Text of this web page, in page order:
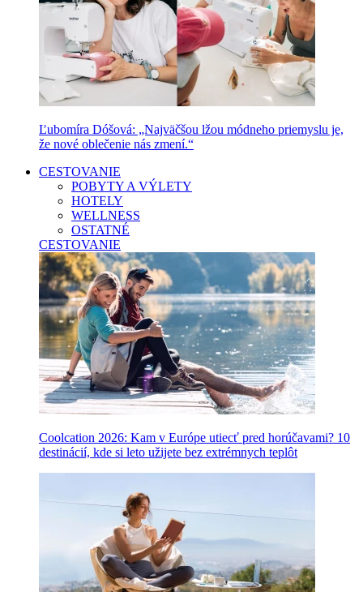
Ľubomíra Dóšová: „Najväčšou lžou módneho priemyslu je,
že nové oblečenie nás zmení.“
CESTOVANIE
POBYTY A VÝLETY
HOTELY
WELLNESS
OSTATNÉ
CESTOVANIE
Coolcation 2026: Kam v Európe utiecť pred horúčavami? 10
destinácií, kde si leto užijete bez extrémnych teplôt